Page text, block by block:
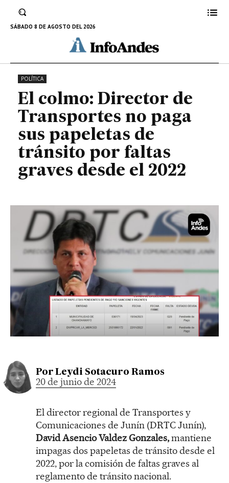
SÁBADO 8 DE AGOSTO DEL 2026
tránsito por faltas graves desde
el 2022
20 DE JUNIO DE 2024
POLÍTICA
El colmo: Director de
Transportes no paga
sus papeletas de
tránsito por faltas
graves desde el 2022
Por Leydi Sotacuro Ramos
20 de junio de 2024
El director regional de Transportes y
Comunicaciones de Junín (DRTC Junín),
David Asencio Valdez Gonzales,mantiene
impagas dos papeletas de tránsito desde el
2022, por la comisión de faltas graves al
reglamento de tránsito nacional.